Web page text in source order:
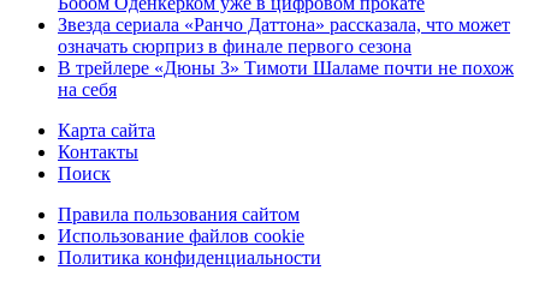
Звезда сериала «Ранчо Даттона» рассказала, что может
означать сюрприз в финале первого сезона
В трейлере «Дюны 3» Тимоти Шаламе почти не похож
на себя
Карта сайта
Контакты
Поиск
Правила пользования сайтом
Использование файлов cookie
Политика конфиденциальности